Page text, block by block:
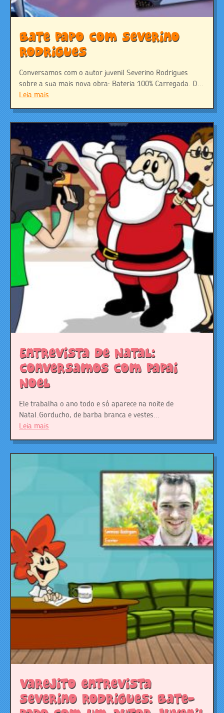
Bate papo com Severino
Rodrigues
Conversamos com o autor juvenil Severino Rodrigues
sobre a sua mais nova obra: Bateria 100% Carregada. O...
Leia mais
Entrevista de Natal:
Conversamos com Papai
Noel
Ele trabalha o ano todo e só aparece na noite de
Natal.Gorducho, de barba branca e vestes...
Leia mais
Varejito entrevista
Severino Rodrigues: bate-